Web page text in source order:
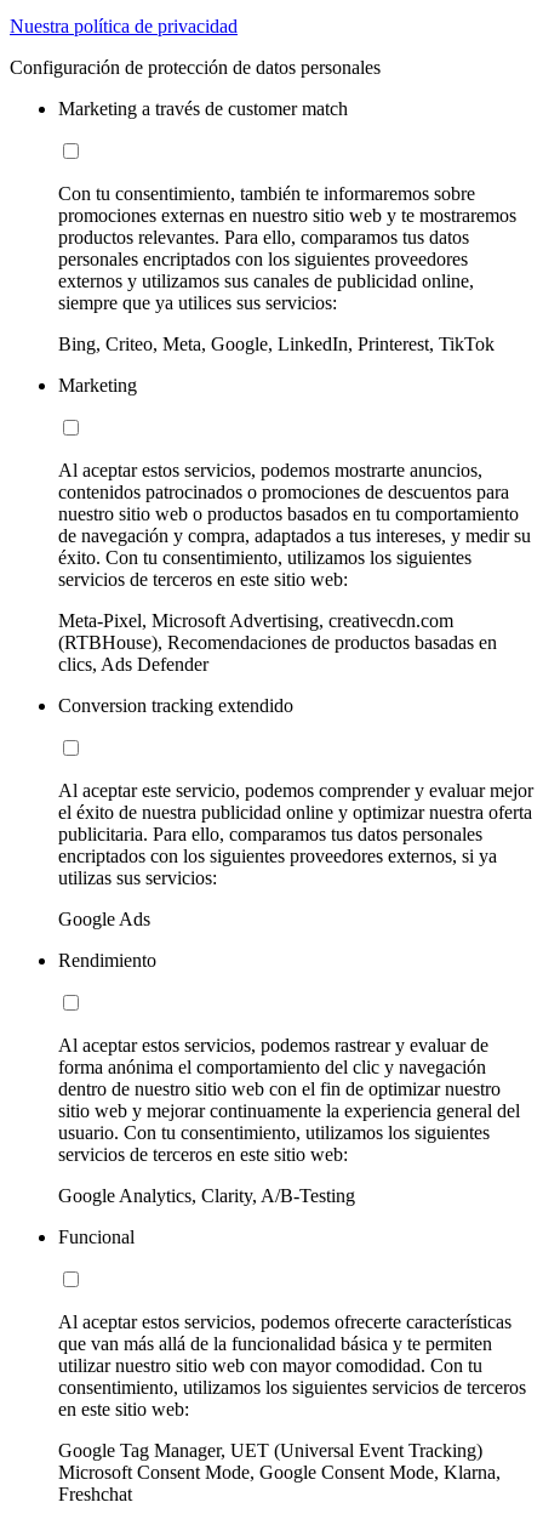
Nuestra política de privacidad
Configuración de protección de datos personales
Marketing a través de customer match
Con tu consentimiento, también te informaremos sobre
promociones externas en nuestro sitio web y te mostraremos
productos relevantes. Para ello, comparamos tus datos
personales encriptados con los siguientes proveedores
externos y utilizamos sus canales de publicidad online,
siempre que ya utilices sus servicios:
Bing, Criteo, Meta, Google, LinkedIn, Printerest, TikTok
Marketing
Al aceptar estos servicios, podemos mostrarte anuncios,
contenidos patrocinados o promociones de descuentos para
nuestro sitio web o productos basados en tu comportamiento
de navegación y compra, adaptados a tus intereses, y medir su
éxito. Con tu consentimiento, utilizamos los siguientes
servicios de terceros en este sitio web:
Meta-Pixel, Microsoft Advertising, creativecdn.com
(RTBHouse), Recomendaciones de productos basadas en
clics, Ads Defender
Conversion tracking extendido
Al aceptar este servicio, podemos comprender y evaluar mejor
el éxito de nuestra publicidad online y optimizar nuestra oferta
publicitaria. Para ello, comparamos tus datos personales
encriptados con los siguientes proveedores externos, si ya
utilizas sus servicios:
Google Ads
Rendimiento
Al aceptar estos servicios, podemos rastrear y evaluar de
forma anónima el comportamiento del clic y navegación
dentro de nuestro sitio web con el fin de optimizar nuestro
sitio web y mejorar continuamente la experiencia general del
usuario. Con tu consentimiento, utilizamos los siguientes
servicios de terceros en este sitio web:
Google Analytics, Clarity, A/B-Testing
Funcional
Al aceptar estos servicios, podemos ofrecerte características
que van más allá de la funcionalidad básica y te permiten
utilizar nuestro sitio web con mayor comodidad. Con tu
consentimiento, utilizamos los siguientes servicios de terceros
en este sitio web:
Google Tag Manager, UET (Universal Event Tracking)
Microsoft Consent Mode, Google Consent Mode, Klarna,
Freshchat